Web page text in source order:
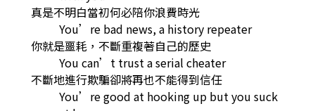
真是不明白當初何必陪你浪費時光
You’re bad news, a history repeater
你就是噩耗，不斷重複著自己的歷史
You can’t trust a serial cheater
不斷地進行欺騙卻將再也不能得到信任
You’re good at hooking up but you suck